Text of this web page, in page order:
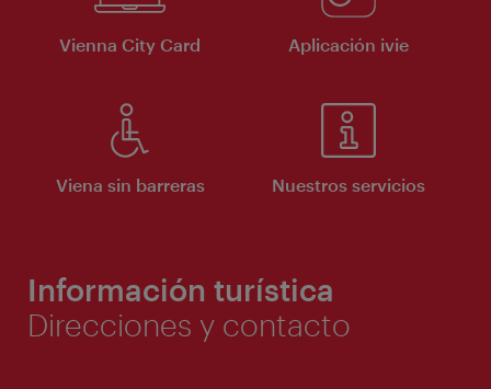
Vienna City Card Aplicación ivie
Viena sin barreras Nuestros servicios
Información turística
Direcciones y contacto